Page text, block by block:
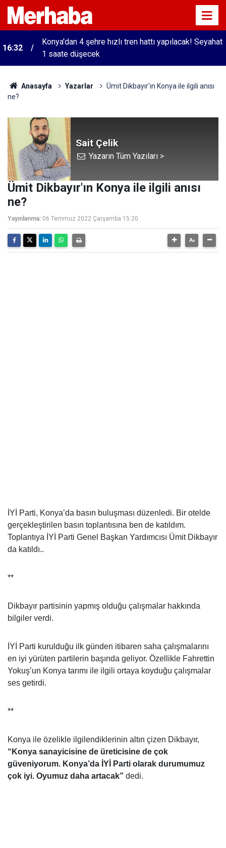
16:32
Konya'dan 4 şehre hızlı tren hattı yapılacak! Seyahat
1 saate düşecek
Anasayfa Yazarlar
Ümit Dikbayır'ın Konya ile ilgili anısı
ne?
Sait Çelik
Yazarın Tüm Yazıları >
Ümit Dikbayır'ın Konya ile ilgili anısı
ne?
Yayınlanma: 06 Temmuz 2022 Çarşamba 15:20
İYİ Parti, Konya’da basın buluşması düzenledi. Bir otelde
gerçekleştirilen basın toplantısına ben de katıldım.
Toplantıya İYİ Parti Genel Başkan Yardımcısı Ümit Dikbayır
da katıldı..
**
Dikbayır partisinin yapmış olduğu çalışmalar hakkında
bilgiler verdi.
İYİ Parti kurulduğu ilk günden itibaren saha çalışmalarını
en iyi yürüten partilerin başında geliyor. Özellikle Fahrettin
Yokuş’un Konya tarımı ile ilgili ortaya koyduğu çalışmalar
ses getirdi.
**
Konya ile özelikle ilgilendiklerinin altın çizen Dikbayır,
“Konya sanayicisine de üreticisine de çok
güveniyorum. Konya’da İYİ Parti olarak durumumuz
çok iyi. Oyumuz daha artacak” dedi.